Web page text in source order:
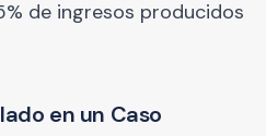
de ingresos producidos
en un Caso